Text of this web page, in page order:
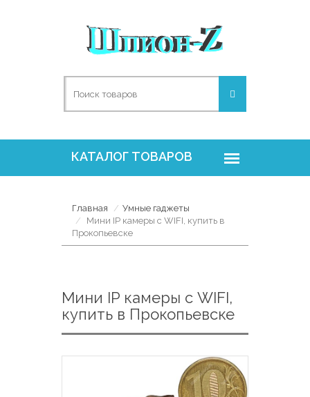
Главная
Умные гаджеты
Мини IP камеры с WIFI, купить в
Прокопьевске
Мини IP камеры с WIFI,
купить в Прокопьевске